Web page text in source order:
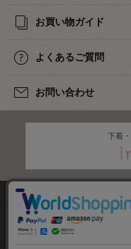
お買い物ガイド
よくあるご質問
お問い合わせ
下着
株式会社オカ
特定商取引法に基づく表記